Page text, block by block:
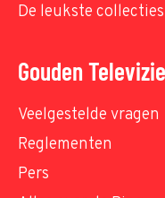
De leukste collecties
Gouden
Veelgestelde vragen
Reglementen
Pers